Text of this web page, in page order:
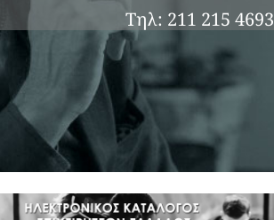
Τηλ: 211 215 4693